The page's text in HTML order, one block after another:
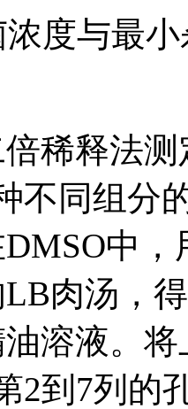
浓度与最
稀释法
不同组分
中
肉汤，
溶液。
2到7列的